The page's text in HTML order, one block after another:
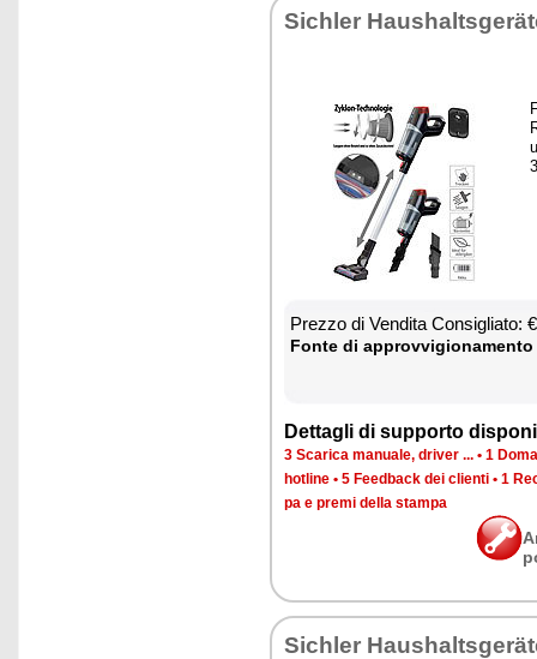
Si­chler
Prez­zo di Ven­di­ta Con­si­glia­to:
Fon­te di
Det­ta­gli di sup­por­to
3 Sca­ri­ca ma­nua­le, dri­ver ... • 1
ho­tli­ne • 5 Feed­back dei clien­ti • 1
pa e pre­mi del­la stam­pa
Si­chler